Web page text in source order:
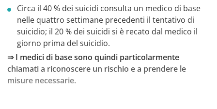
Circa il 40 % dei suicidi consulta un medico di base
nelle quattro settimane precedenti il tentativo di
suicidio; il 20 % dei suicidi si è recato dal medico il
giorno prima del suicidio.
⇒ I medici di base sono quindi particolarmente
chiamati a riconoscere un rischio e a prendere le
misure necessarie.